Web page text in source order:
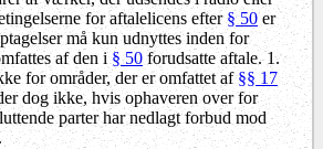
for aftalelicens efter§ 50er
må kun udnyttes inden for
af den i § 50 forudsatte aftale. 1.
for områder, der er omfattet af§§ 17
dog ikke, hvis ophaveren over for
parter har nedlagt forbud mod